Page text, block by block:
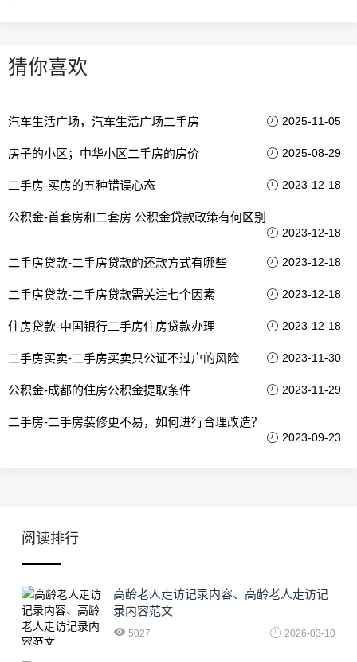
猜你喜欢
汽车生活广场，汽车生活广场二手房 2025-11-05
房子的小区；中华小区二手房的房价 2025-08-29
二手房-买房的五种错误心态 2023-12-18
公积金-首套房和二套房 公积金贷款政策有何区别
2023-12-18
二手房贷款-二手房贷款的还款方式有哪些 2023-12-18
二手房贷款-二手房贷款需关注七个因素 2023-12-18
住房贷款-中国银行二手房住房贷款办理 2023-12-18
二手房买卖-二手房买卖只公证不过户的风险 2023-11-30
公积金-成都的住房公积金提取条件 2023-11-29
二手房-二手房装修更不易，如何进行合理改造？
2023-09-23
阅读排行
高龄老人走访记录内容、高龄老人走访记
录内容范文
5027 2026-03-10